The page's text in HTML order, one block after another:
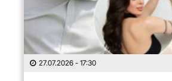
27.07.2026 - 17:30